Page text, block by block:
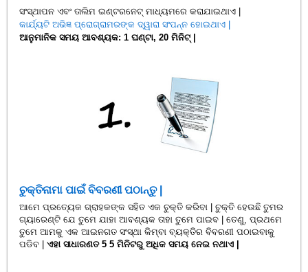
ସଂସ୍ଥାପନ ଏବଂ ତାଲିମ ଇଣ୍ଟରନେଟ୍ ମାଧ୍ୟମରେ କରାଯାଇଥାଏ |
କାର୍ଯ୍ୟଟି ଅଭିଜ୍ଞ ପ୍ରୋଗ୍ରାମରଙ୍କ ଦ୍ୱାରା ସଂପନ୍ନ ହୋଇଥାଏ |
ଆନୁମାନିକ ସମୟ ଆବଶ୍ୟକ: 1 ଘଣ୍ଟା, 20 ମିନିଟ୍ |
ଚୁକ୍ତିନାମା ପାଇଁ ବିବରଣୀ ପଠାନ୍ତୁ |
ଆମେ ପ୍ରତ୍ୟେକ ଗ୍ରାହକଙ୍କ ସହିତ ଏକ ଚୁକ୍ତି କରିବା | ଚୁକ୍ତି ହେଉଛି ତୁମର
ଗ୍ୟାରେଣ୍ଟି ଯେ ତୁମେ ଯାହା ଆବଶ୍ୟକ ତାହା ତୁମେ ପାଇବ | ତେଣୁ, ପ୍ରଥମେ
ତୁମେ ଆମକୁ ଏକ ଆଇନଗତ ସଂସ୍ଥା କିମ୍ବା ବ୍ୟକ୍ତିର ବିବରଣୀ ପଠାଇବାକୁ
ପଡିବ |ଏହା ସାଧାରଣତ 5 5 ମିନିଟରୁ ଅଧିକ ସମୟ ନେଇ ନଥାଏ |